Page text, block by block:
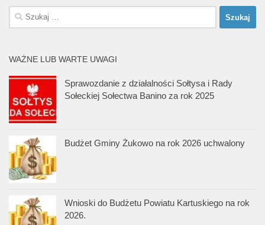
Szukaj:
WAŻNE LUB WARTE UWAGI
Sprawozdanie z działalności Sołtysa i Rady
Sołeckiej Sołectwa Banino za rok 2025
Budżet Gminy Żukowo na rok 2026 uchwalony
Wnioski do Budżetu Powiatu Kartuskiego na rok
2026.